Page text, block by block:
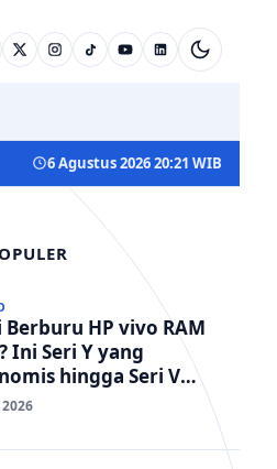
6 Agustus 2026 20:21 WIB
Berburu HP vivo RAM
Ini Seri Y yang
hingga Seri V
Militer!